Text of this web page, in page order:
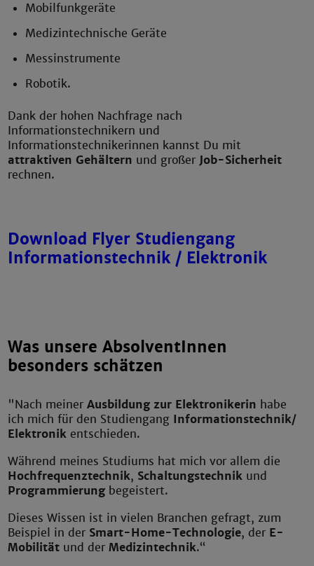
Mobilfunkgeräte
Medizintechnische Geräte
Messinstrumente
Robotik.
Dank der hohen Nachfrage nach
Informationstechnikern und
Informationstechnikerinnen kannst Du mit
attraktiven Gehältern und großer Job-Sicherheit
rechnen.
Download Flyer Studiengang
Informationstechnik / Elektronik
Was unsere AbsolventInnen
besonders schätzen
"Nach meinerAusbildung zur Elektronikerin habe
ich mich für den Studiengang Informationstechnik/
Elektronik entschieden.
Während meines Studiums hat mich vor allem die
Hochfrequenztechnik, Schaltungstechnik und
Programmierung begeistert.
Dieses Wissen ist in vielen Branchen gefragt, zum
Beispiel in der Smart-Home-Technologie, der E-
Mobilität und derMedizintechnik.“